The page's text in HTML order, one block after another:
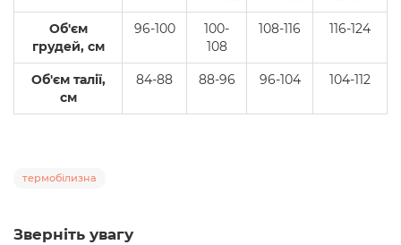
Об'єм
грудей, см
96-100
100-
108
108-116 116-124
Об'єм талії,
см
84-88 88-96 96-104 104-112
термобілизна
Зверніть увагу